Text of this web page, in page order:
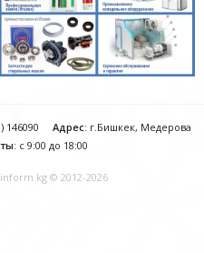
146090 Адрес: г.Бишкек, Медерова
: с 9:00 до 18:00
inform.kg© 2012-2026